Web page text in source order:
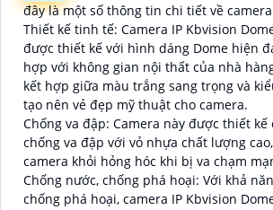
đây là một số thông tin chi tiết về
Thiết kế tinh tế: Camera IP Kbvision
được thiết kế với hình dáng Dome hiện
hợp với không gian nội thất của nhà
kết hợp giữa màu trắng sang trọng và
tạo nên vẻ đẹp mỹ thuật cho camera.
Chống va đập: Camera này được thiết kế
chống va đập với vỏ nhựa chất lượng
camera khỏi hỏng hóc khi bị va chạm
Chống nước, chống phá hoại: Với khả
chống phá hoại, camera IP Kbvision